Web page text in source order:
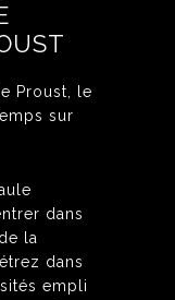
Proust, le
sur
dans
la
dans
empli